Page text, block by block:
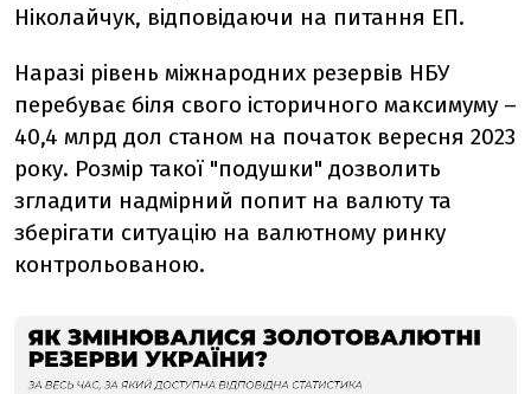
Ніколайчук, відповідаючи на питання ЕП.
Наразі рівень міжнародних резервів НБУ
перебуває біля свого історичного максимуму –
40,4 млрд дол станом на початок вересня 2023
року. Розмір такої "подушки" дозволить
згладити надмірний попит на валюту та
зберігати ситуацію на валютному ринку
контрольованою.